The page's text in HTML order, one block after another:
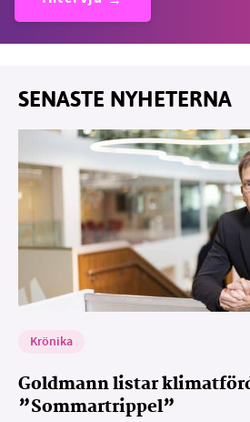
SENASTE NYHETERNA
Krönika
Goldmann listar
”Sommartrippel”